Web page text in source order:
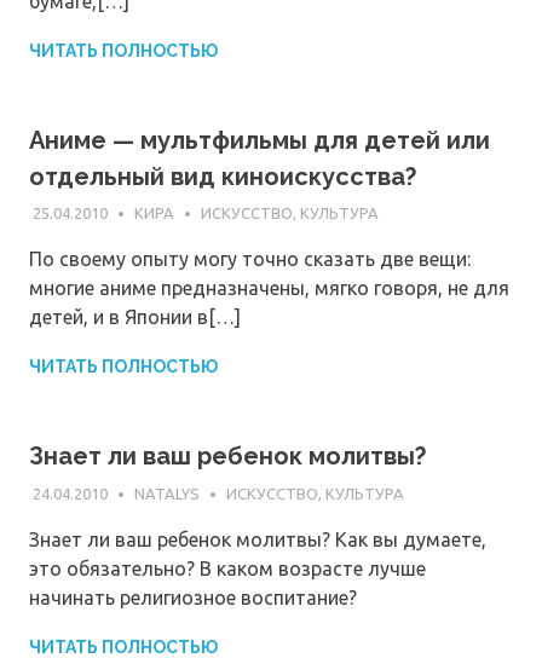
ЧИТАТЬ ПОЛНОСТЬЮ
Аниме — мультфильмы для детей или
отдельный вид киноискусства?
25.04.2010 КИРА ИСКУССТВО, КУЛЬТУРА
По своему опыту могу точно сказать две вещи:
многие аниме предназначены, мягко говоря, не для
детей, и в Японии в[…]
ЧИТАТЬ ПОЛНОСТЬЮ
Знает ли ваш ребенок молитвы?
24.04.2010 NATALYS ИСКУССТВО, КУЛЬТУРА
Знает ли ваш ребенок молитвы? Как вы думаете,
это обязательно? В каком возрасте лучше
начинать религиозное воспитание?
ЧИТАТЬ ПОЛНОСТЬЮ